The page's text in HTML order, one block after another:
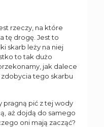
rzeczy, na które
tę drogę. Jest to
skarb leży na niej
to tak dużo
jak dalece
tego skarbu
pragną pić z tej wody
aż dojdą do samego
oni mają zacząć?